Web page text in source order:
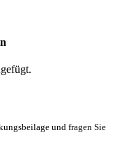
und fragen Sie